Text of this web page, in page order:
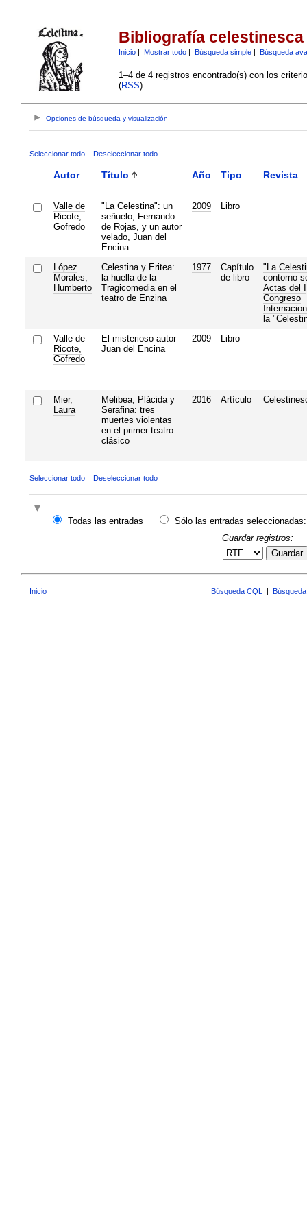
Bibliografía celestinesca
Inicio| Mostrar todo| Búsqueda simple| Búsqueda
1–4 de 4 registros encontrado(s) con los
(RSS):
Opciones de búsqueda y visualización
Seleccionar todo Deseleccionar todo
Autor Título Año Tipo Revista
Valle de
Ricote,
Gofredo
"La Celestina": un
señuelo, Fernando
de Rojas, y un autor
velado, Juan del
Encina
2009 Libro
López
Morales,
Humberto
Celestina y Eritea:
la huella de la
Tragicomedia en el
teatro de Enzina
1977
Capítulo
de libro
"La
contorno
Actas del I
Congreso
la
Valle de
Ricote,
Gofredo
El misterioso autor
Juan del Encina
2009 Libro
Mier,
Laura
Melibea, Plácida y
Serafina: tres
muertes violentas
en el primer teatro
clásico
2016 Artículo
Seleccionar todo Deseleccionar todo
Todas las entradas
Sólo las entradas seleccionadas:
Guardar registros:
Guardar
Inicio Búsqueda CQL